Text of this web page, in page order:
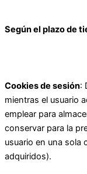
Según el plazo de
Cookies de sesión:
mientras el usuario
emplear para
conservar para la
usuario en una sola
adquiridos).